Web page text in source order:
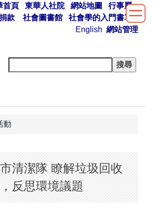
首頁 東華人社院 網站地圖
行事曆
款
社會圖書館
社會學的入門書單
English 網站管理
動
清潔隊 瞭解垃圾回收
反思環境議題